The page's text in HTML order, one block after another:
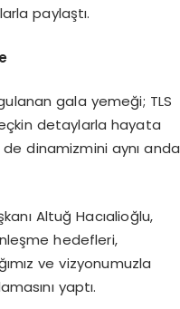
paylaştı.
gala yemeği; TLS
detaylarla hayata
dinamizmini aynı anda
Altuğ Hacıalioğlu,
hedefleri,
ve vizyonumuzla
yaptı.